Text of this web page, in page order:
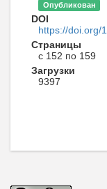
Опубликован
DOI
https://doi.org/
Страницы
с 152 по 159
Загрузки
9397